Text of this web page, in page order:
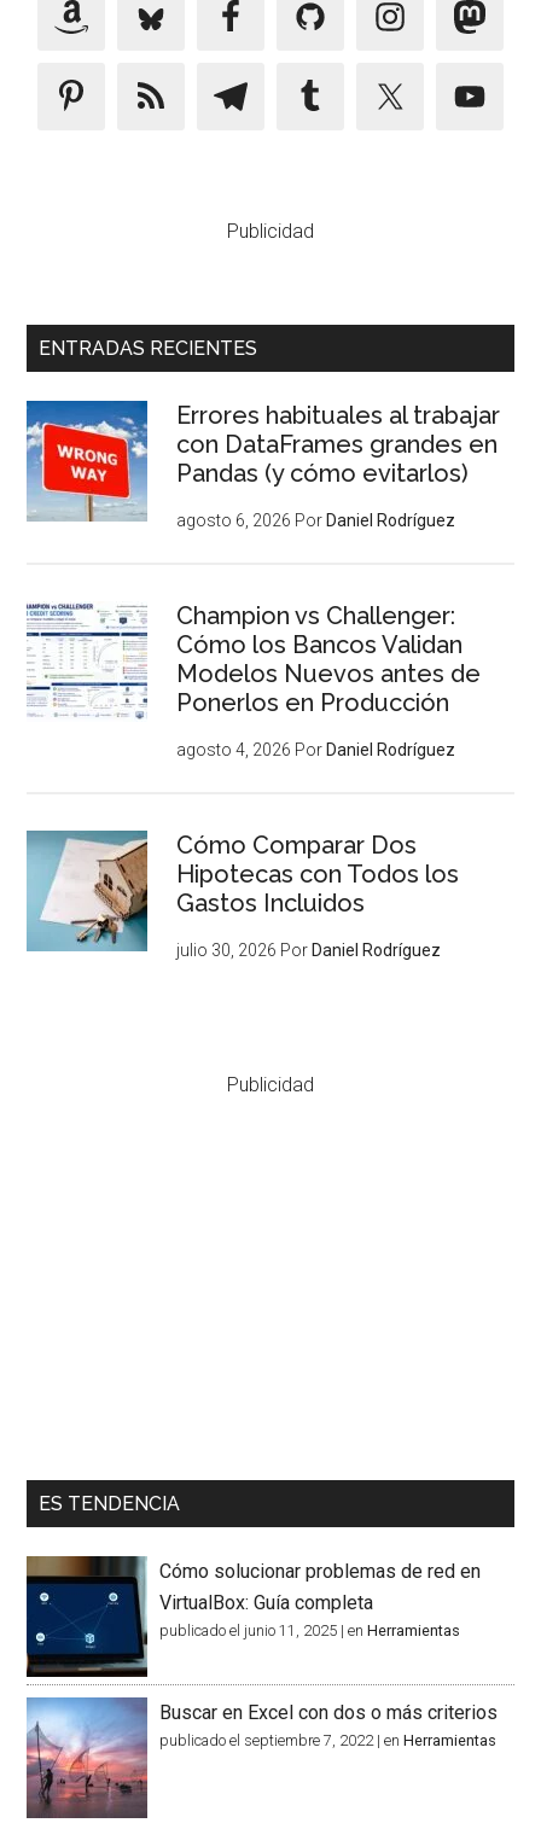
Publicidad
ENTRADAS RECIENTES
Errores habituales al trabajar
con DataFrames grandes en
Pandas (y cómo evitarlos)
agosto 6, 2026 Por Daniel Rodríguez
Champion vs Challenger:
Cómo los Bancos Validan
Modelos Nuevos antes de
Ponerlos en Producción
agosto 4, 2026 Por Daniel Rodríguez
Cómo Comparar Dos
Hipotecas con Todos los
Gastos Incluidos
julio 30, 2026 Por Daniel Rodríguez
Publicidad
ES TENDENCIA
Cómo solucionar problemas de red en
VirtualBox: Guía completa
publicado el junio 11, 2025 |enHerramientas
Buscar en Excel con dos o más criterios
publicado el septiembre 7, 2022 |enHerramientas